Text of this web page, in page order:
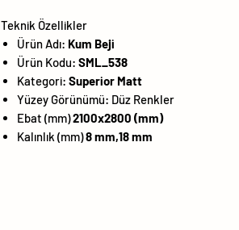
Teknik Özellikler
Ürün Adı: Kum Beji
Ürün Kodu: SML_538
Kategori: Superior Matt
Yüzey Görünümü: Düz Renkler
Ebat (mm)2100x2800 (mm)
Kalınlık (mm)8 mm,18 mm